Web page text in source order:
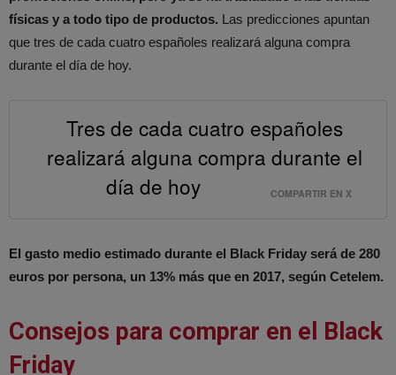
físicas y a todo tipo de productos. Las predicciones apuntan
que tres de cada cuatro españoles realizará alguna compra
durante el día de hoy.
Tres de cada cuatro españoles
realizará alguna compra durante el
día de hoy
COMPARTIR EN X
El gasto medio estimado durante el Black Friday será de 280
euros por persona, un 13% más que en 2017, según Cetelem.
Consejos para comprar en el Black
Friday